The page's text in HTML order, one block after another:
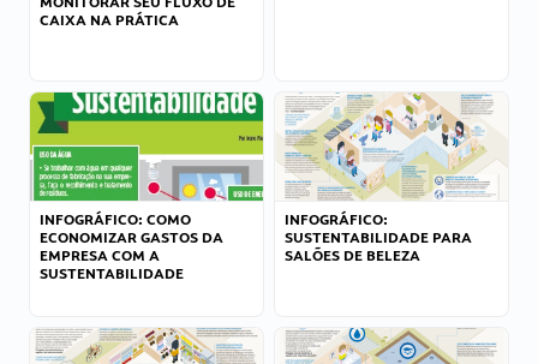
CAIXA NA PRÁTICA
INFOGRÁFICO: COMO
ECONOMIZAR GASTOS DA
EMPRESA COM A
SUSTENTABILIDADE
INFOGRÁFICO:
SUSTENTABILIDADE PARA
SALÕES DE BELEZA